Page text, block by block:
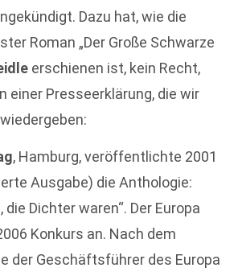
Dazu hat, wie die
Roman „Der Große Schwarze
erschienen ist, kein Recht,
einer Presseerklärung, die wir
, Hamburg, veröffentlichte 2001
Ausgabe) die Anthologie:
die Dichter waren“. Der Europa
Konkurs an. Nach dem
der Geschäftsführer des Europa